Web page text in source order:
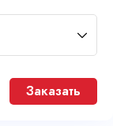
Заказать